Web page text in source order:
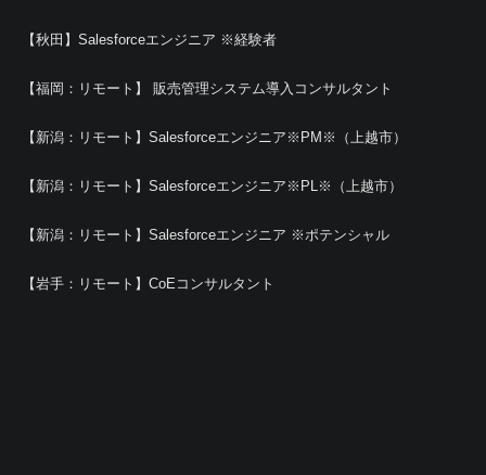
【秋田】Salesforceエンジニア ※経験者
【福岡：リモート】 販売管理システム導入コンサルタント
【新潟：リモート】Salesforceエンジニア※PM※（上越市）
【新潟：リモート】Salesforceエンジニア※PL※（上越市）
【新潟：リモート】Salesforceエンジニア ※ポテンシャル
【岩手：リモート】CoEコンサルタント